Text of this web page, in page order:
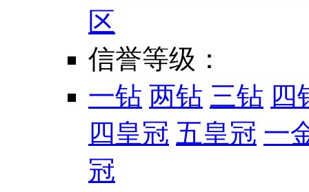
区
信誉等级：
一钻 两钻 三钻 四
四皇冠 五皇冠 一
冠